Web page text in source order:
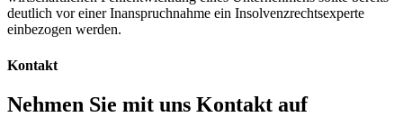
deutlich vor einer Inanspruchnahme ein Insolvenzrechtsexperte
einbezogen werden.
Kontakt
Nehmen Sie mit uns Kontakt auf